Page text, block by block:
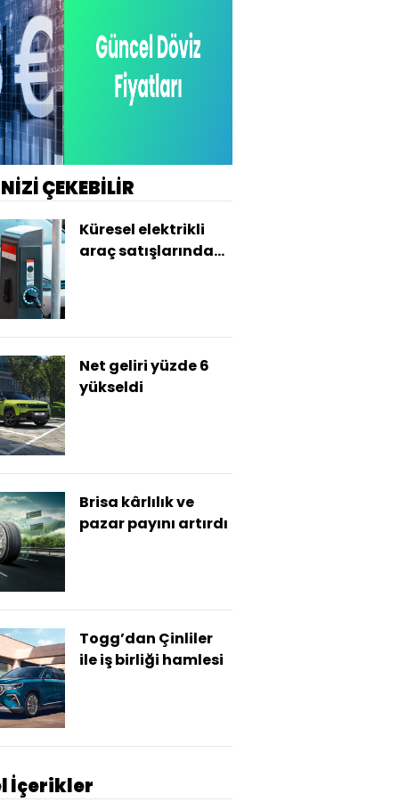
İçerikler
ÇEKEBİLİR
Küresel elektrikli
araç satışlarında
Net geliri yüzde 6
yükseldi
Brisa kârlılık ve
pazar payını artırdı
Togg’dan Çinliler
ile iş birliği hamlesi